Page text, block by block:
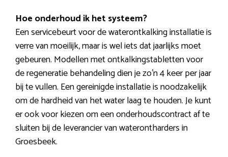
Hoe onderhoud ik het systeem?
Een servicebeurt voor de waterontkalking installatie is
verre van moeilijk, maar is wel iets dat jaarlijks moet
gebeuren. Modellen met ontkalkingstabletten voor
de regeneratie behandeling dien je zo’n 4 keer per jaar
bij te vullen. Een gereinigde installatie is noodzakelijk
om de hardheid van het water laag te houden. Je kunt
er ook voor kiezen om een onderhoudscontract af te
sluiten bij de leverancier van waterontharders in
Groesbeek.